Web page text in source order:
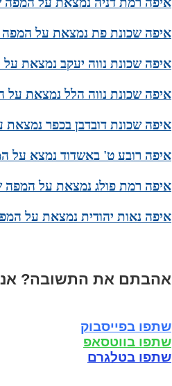
איפה שכונת פת נמצאת על המפה
איפה שכונת נווה יעקב נמצאת
איפה שכונת נווה הלל נמצאת על
איפה שכונת דובדבן בכפר
איפה רובע ט' באשדוד נמצא על
איפה רמת פולג נמצאת על המפה
איפה נאות יהודית נמצאת על
אהבתם את התשובה?
שתפו בפייסבוק
שתפו בווטסאפ
שתפו בטלגרם